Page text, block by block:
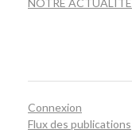
NOTRE ACTUALITÉ
Connexion
Flux des publications